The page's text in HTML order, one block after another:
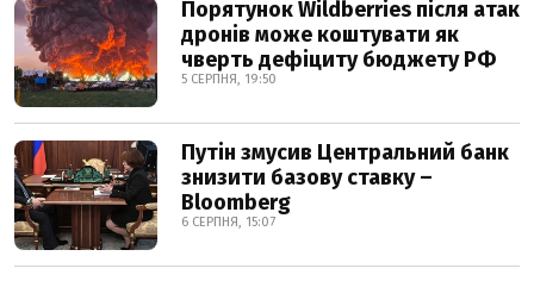
Порятунок Wildberries після атак
дронів може коштувати як
чверть дефіциту бюджету РФ
5 СЕРПНЯ, 19:50
Путін змусив Центральний банк
знизити базову ставку –
Bloomberg
6 СЕРПНЯ, 15:07